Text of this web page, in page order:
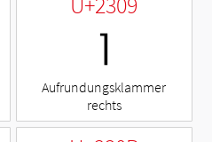
⌉
Aufrundungsklammer
rechts